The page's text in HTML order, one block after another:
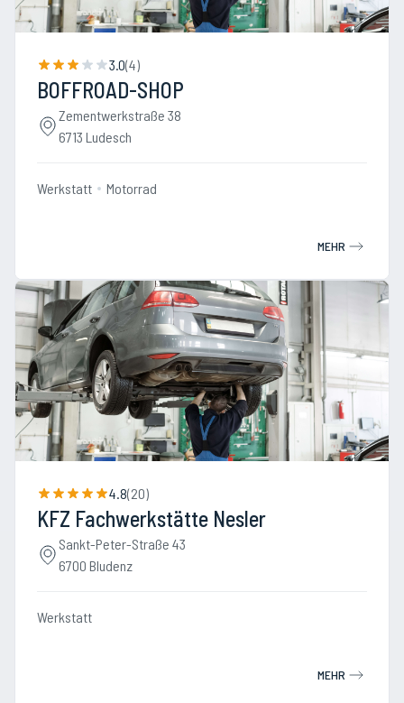
3.0(4)
BOFFROAD-SHOP
Zementwerkstraße 38
6713 Ludesch
Werkstatt Motorrad
MEHR
4.8(20)
KFZ Fachwerkstätte Nesler
Sankt-Peter-Straße 43
6700 Bludenz
Werkstatt
MEHR